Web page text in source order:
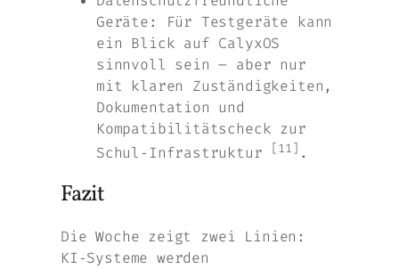
Geräte: Für Testgeräte kann
ein Blick auf CalyxOS
sinnvoll sein – aber nur
mit klaren Zuständigkeiten,
Dokumentation und
Kompatibilitätscheck zur
Schul‑Infrastruktur
[11] .
Fazit
Die Woche zeigt zwei Linien:
KI‑Systeme werden